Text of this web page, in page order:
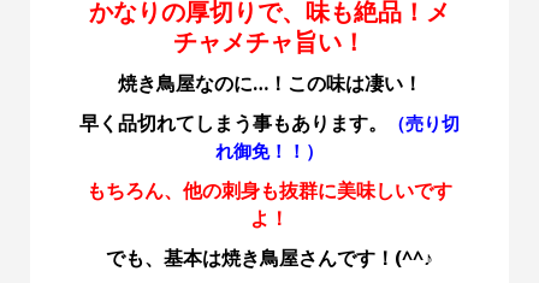
かなりの厚切りで、味も絶品！メ
チャメチャ旨い！
焼き鳥屋なのに…！この味は凄い！
早く品切れてしまう事もあります。
（売り切
れ御免！！）
もちろん、他の刺身も抜群に美味しいです
よ！
でも、基本は焼き鳥屋さんです！(^^♪